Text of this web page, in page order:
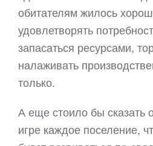
обитателям жилось
удовлетворять
запасаться ресурсами,
налаживать
только.
А еще стоило бы сказать
игре каждое поселение,